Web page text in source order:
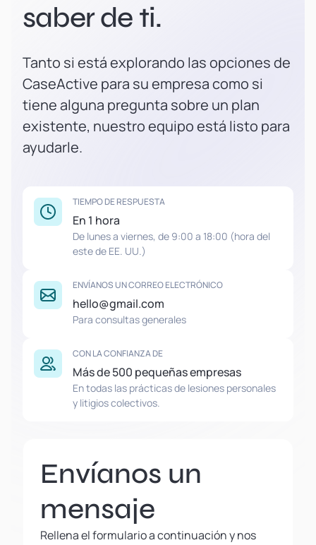
saber de ti.
Tanto si está explorando las opciones de
CaseActive para su empresa como si
tiene alguna pregunta sobre un plan
existente, nuestro equipo está listo para
ayudarle.
TIEMPO DE RESPUESTA
En 1 hora
De lunes a viernes, de 9:00 a 18:00 (hora del
este de EE. UU.)
ENVÍANOS UN CORREO ELECTRÓNICO
hello@gmail.com
Para consultas generales
CON LA CONFIANZA DE
Más de 500 pequeñas empresas
En todas las prácticas de lesiones personales
y litigios colectivos.
Envíanos un
mensaje
Rellena el formulario a continuación y nos